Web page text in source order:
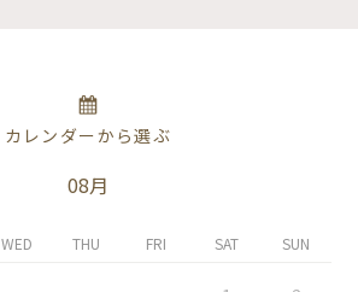
カレンダーから選ぶ
08月
WED THU FRI SAT SUN